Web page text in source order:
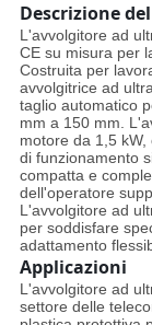
Descrizione
L'avvolgitore ad
CE su misura per
Costruita per
avvolgitrice ad
taglio automatico
mm a 150 mm.
motore da 1,5
di funzionamento
compatta e
dell'operatore
L'avvolgitore ad
per soddisfare
adattamento
Applicazioni
L'avvolgitore ad
settore delle